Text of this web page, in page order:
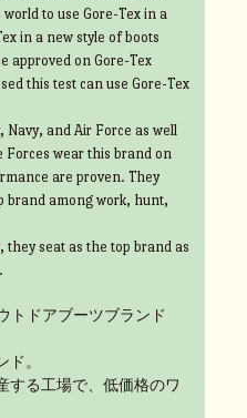
to use Gore-Tex in a
in a new style of boots
approved on Gore-Tex
this test can use Gore-Tex
Navy, and Air Force as well
Forces wear this brand on
are proven. They
brand among work, hunt,
seat as the top brand as
トドアブーツブランド
。
する工場で、低価格のワ